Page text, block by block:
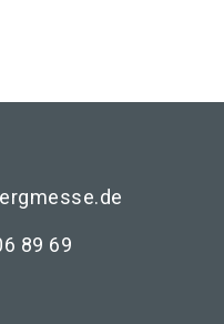
89 69